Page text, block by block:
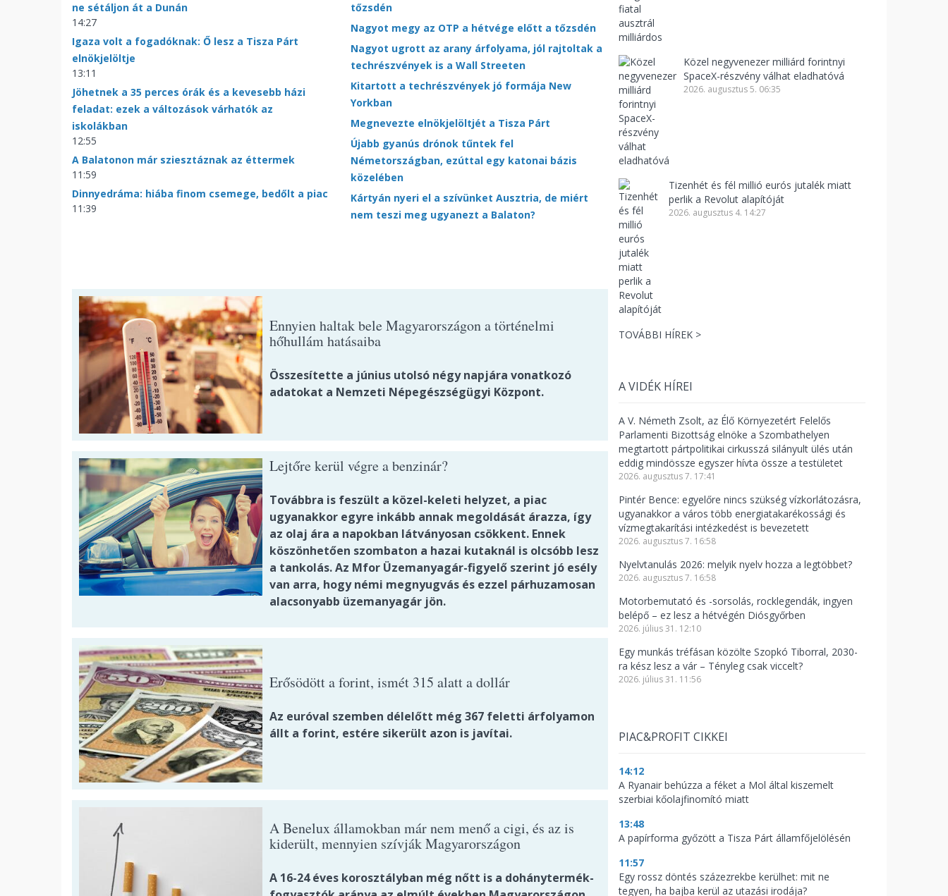
ne sétáljon át a Dunán
14:27
Igaza volt a fogadóknak: Ő lesz a Tisza Párt
elnökjelöltje
13:11
Jöhetnek a 35 perces órák és a kevesebb házi
feladat: ezek a változások várhatók az
iskolákban
12:55
A Balatonon már sziesztáznak az éttermek
11:59
Dinnyedráma: hiába finom csemege, bedőlt a piac
11:39
tőzsdén
Nagyot megy az OTP a hétvége előtt a tőzsdén
Nagyot ugrott az arany árfolyama, jól rajtoltak a
techrészvények is a Wall Streeten
Kitartott a techrészvények jó formája New
Yorkban
Megnevezte elnökjelöltjét a Tisza Párt
Újabb gyanús drónok tűntek fel
Németországban, ezúttal egy katonai bázis
közelében
Kártyán nyeri el a szívünket Ausztria, de miért
nem teszi meg ugyanezt a Balaton?
Ennyien haltak bele Magyarországon a történelmi
hőhullám hatásaiba
Összesítette a június utolsó négy napjára vonatkozó
adatokat a Nemzeti Népegészségügyi Központ.
Lejtőre kerül végre a benzinár?
Továbbra is feszült a közel-keleti helyzet, a piac
ugyanakkor egyre inkább annak megoldását árazza, így
az olaj ára a napokban látványosan csökkent. Ennek
köszönhetően szombaton a hazai kutaknál is olcsóbb lesz
a tankolás. Az Mfor Üzemanyagár-figyelő szerint jó esély
van arra, hogy némi megnyugvás és ezzel párhuzamosan
alacsonyabb üzemanyagár jön.
Erősödött a forint, ismét 315 alatt a dollár
Az euróval szemben délelőtt még 367 feletti árfolyamon
állt a forint, estére sikerült azon is javítai.
A Benelux államokban már nem menő a cigi, és az is
kiderült, mennyien szívják Magyarországon
A 16-24 éves korosztályban még nőtt is a dohánytermék-
Közel negyvenezer milliárd forintnyi
SpaceX-részvény válhat eladhatóvá
2026. augusztus 5. 06:35
Tizenhét és fél millió eurós jutalék miatt
perlik a Revolut alapítóját
2026. augusztus 4. 14:27
TOVÁBBI HÍREK >
A VIDÉK HÍREI
A V. Németh Zsolt, az Élő Környezetért Felelős
Parlamenti Bizottság elnöke a Szombathelyen
megtartott pártpolitikai cirkusszá silányult ülés után
eddig mindössze egyszer hívta össze a testületet
2026. augusztus 7. 17:41
Pintér Bence: egyelőre nincs szükség vízkorlátozásra,
ugyanakkor a város több energiatakarékossági és
vízmegtakarítási intézkedést is bevezetett
2026. augusztus 7. 16:58
Nyelvtanulás 2026: melyik nyelv hozza a legtöbbet?
2026. augusztus 7. 16:58
Motorbemutató és -sorsolás, rocklegendák, ingyen
belépő – ez lesz a hétvégén Diósgyőrben
2026. július 31. 12:10
Egy munkás tréfásan közölte Szopkó Tiborral, 2030-
ra kész lesz a vár – Tényleg csak viccelt?
2026. július 31. 11:56
PIAC&PROFIT CIKKEI
14:12
A Ryanair behúzza a féket a Mol által kiszemelt
szerbiai kőolajfinomító miatt
13:48
A papírforma győzött a Tisza Párt államfőjelölésén
11:57
Egy rossz döntés százezrekbe kerülhet: mit ne
tegyen, ha bajba kerül az utazási irodája?